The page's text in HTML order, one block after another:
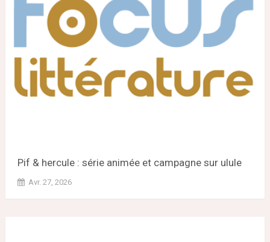
Pif & hercule : série animée et campagne sur ulule
Avr. 27, 2026